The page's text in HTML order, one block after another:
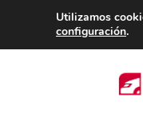
Ir
a
Ir
al
Utilizamos
configuración.